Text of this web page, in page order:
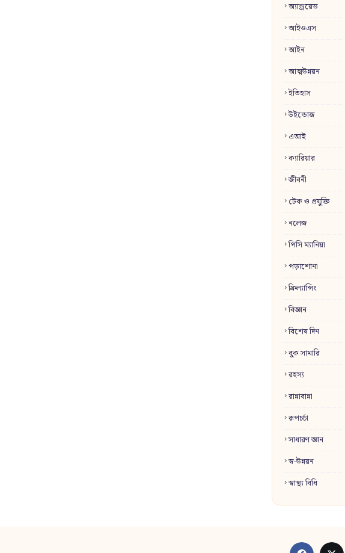
অ্যান্ড্রয়েড
আইওএস
আইন
আত্মউন্নয়ন
ইতিহাস
উইন্ডোজ
এআই
ক্যারিয়ার
জীবনী
টেক ও প্রযুক্তি
নলেজ
পিসি ম্যানিয়া
পড়াশোনা
ফ্রিল্যান্সিং
বিজ্ঞান
বিশেষ দিন
বুক সামারি
রহস্য
রান্নাবান্না
রূপচর্চা
সাধারণ জ্ঞান
স্ব-উন্নয়ন
স্বাস্থ্য বিধি